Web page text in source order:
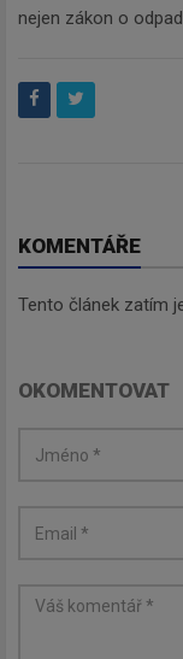
nejen zákon o
KOMENTÁŘE
Tento článek zatím
OKOMENTOVAT